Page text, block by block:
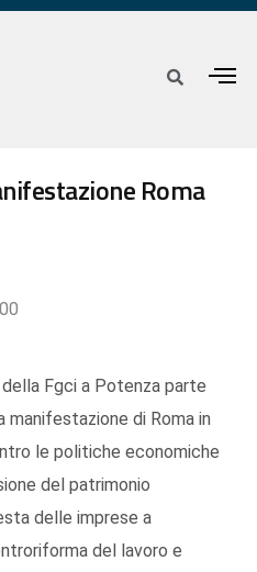
Roma
Fgci a Potenza parte
manifestazione di Roma in
le politiche economiche
del patrimonio
delle imprese a
del lavoro e